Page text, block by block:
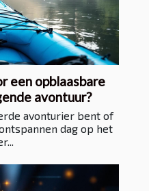
een opblaasbare
avontuur?
avonturier bent of
dag op het